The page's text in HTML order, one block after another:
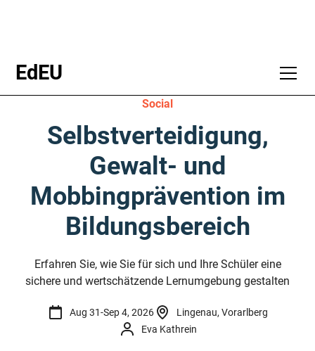
EdEU
Social
Selbstverteidigung,
Gewalt- und
Mobbingprävention im
Bildungsbereich
Erfahren Sie, wie Sie für sich und Ihre Schüler eine
sichere und wertschätzende Lernumgebung gestalten
Aug 31-Sep 4, 2026
Lingenau, Vorarlberg
Eva Kathrein